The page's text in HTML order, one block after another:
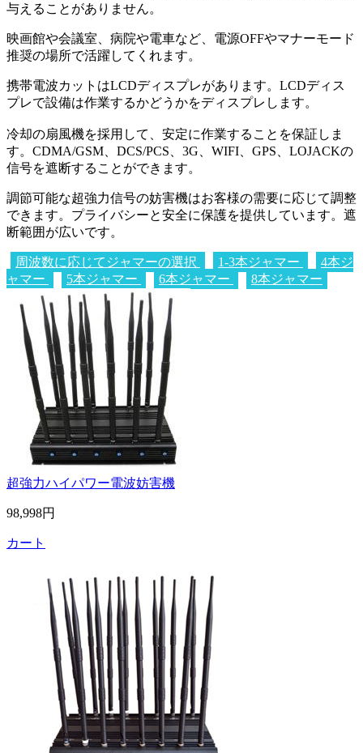
与えることがありません。
映画館や会議室、病院や電車など、電源OFFやマナーモード
推奨の場所で活躍してくれます。
携帯電波カットはLCDディスプレがあります。LCDディス
プレで設備は作業するかどうかをディスプレします。
冷却の扇風機を採用して、安定に作業することを保証しま
す。CDMA/GSM、DCS/PCS、3G、WIFI、GPS、LOJACKの
信号を遮断することができます。
調節可能な超強力信号の妨害機はお客様の需要に応じて調整
できます。プライバシーと安全に保護を提供しています。遮
断範囲が広いです。
周波数に応じてジャマーの選択 1-3本ジャマー
4本ジ
ャマー
5本ジャマー 6本ジャマー 8本ジャマー
超強力ハイパワー電波妨害機
98,998円
カート